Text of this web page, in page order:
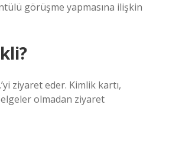
görüşme yapmasına ilişkin
ziyaret eder. Kimlik kartı,
olmadan ziyaret